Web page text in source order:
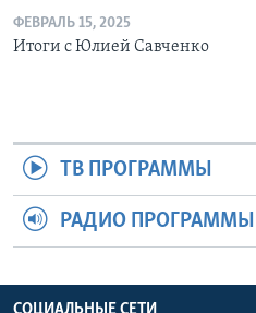
ФЕВРАЛЬ 15, 2025
Итоги с Юлией Савченко
ТВ ПРОГРАММЫ
РАДИО ПРОГРАММЫ